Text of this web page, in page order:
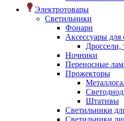
Электротовары
Светильники
Фонари
Аксессуары для
Дроссели,
Ночники
Переносные
Прожекторы
Штативы
Светильники
Светильники